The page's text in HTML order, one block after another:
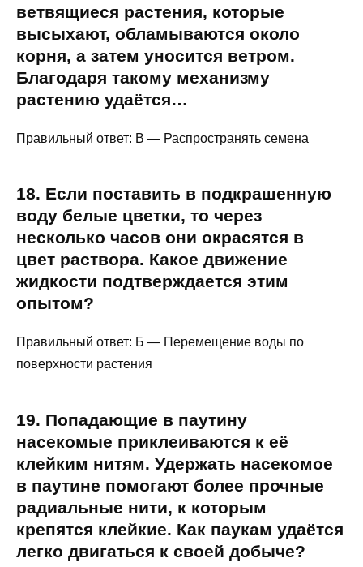
ветвящиеся растения, которые
высыхают, обламываются около
корня, а затем уносится ветром.
Благодаря такому механизму
растению удаётся…
Правильный ответ: В — Распространять семена
18. Если поставить в подкрашенную
воду белые цветки, то через
несколько часов они окрасятся в
цвет раствора. Какое движение
жидкости подтверждается этим
опытом?
Правильный ответ: Б — Перемещение воды по
поверхности растения
19. Попадающие в паутину
насекомые приклеиваются к её
клейким нитям. Удержать насекомое
в паутине помогают более прочные
радиальные нити, к которым
крепятся клейкие. Как паукам удаётся
легко двигаться к своей добыче?